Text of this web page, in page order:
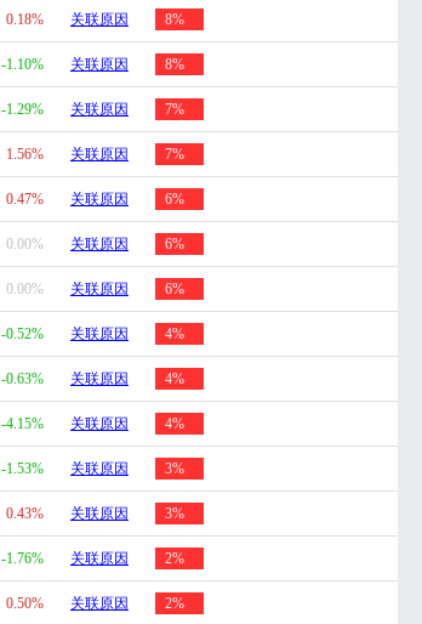
0.18% 关联原因 8%
-1.10% 关联原因 8%
-1.29% 关联原因 7%
1.56% 关联原因 7%
0.47% 关联原因 6%
0.00% 关联原因 6%
0.00% 关联原因 6%
-0.52% 关联原因 4%
-0.63% 关联原因 4%
-4.15% 关联原因 4%
-1.53% 关联原因 3%
0.43% 关联原因 3%
-1.76% 关联原因 2%
0.50% 关联原因 2%